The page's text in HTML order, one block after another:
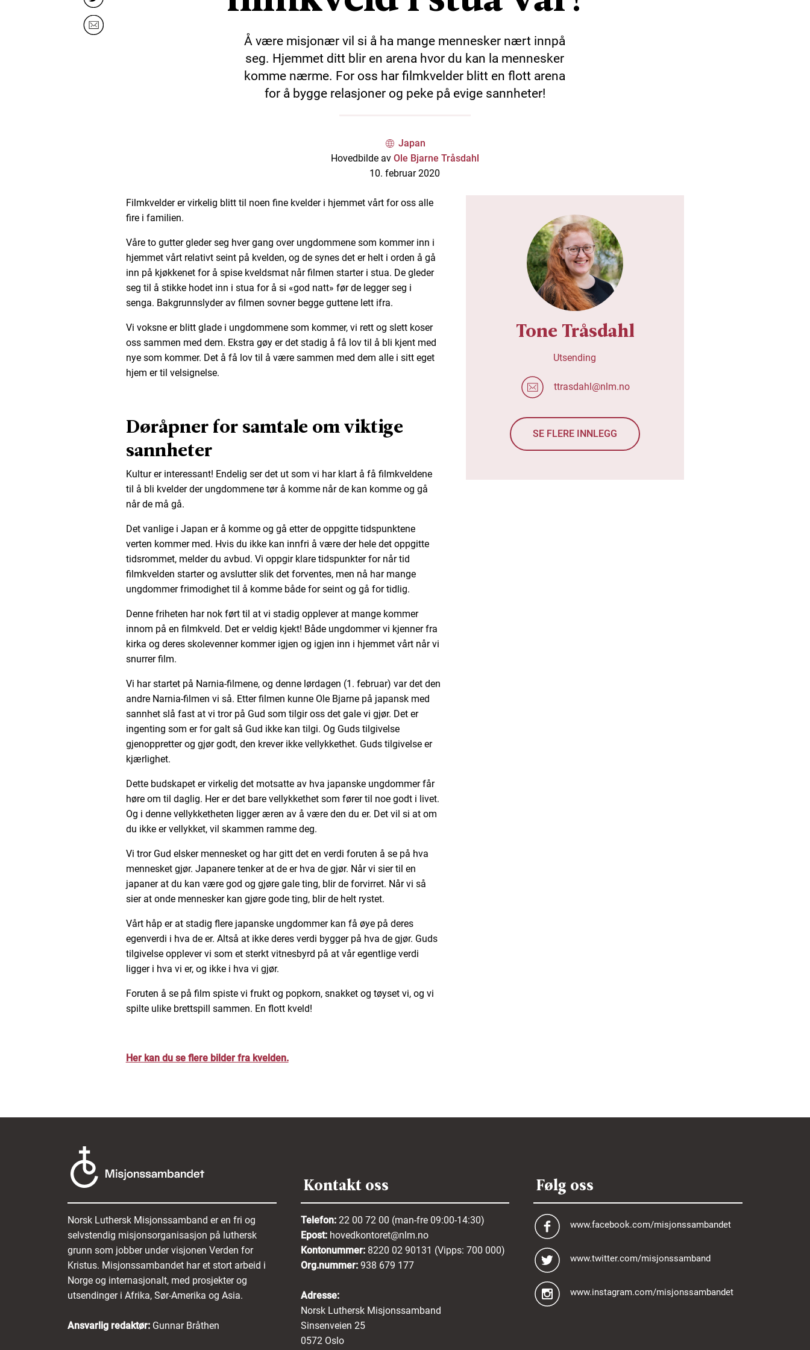
Å være misjonær vil si å ha mange mennesker nært innpå
seg. Hjemmet ditt blir en arena hvor du kan la mennesker
komme nærme. For oss har filmkvelder blitt en flott arena
for å bygge relasjoner og peke på evige sannheter!
Japan
Hovedbilde av Ole Bjarne Tråsdahl
10. februar 2020
Filmkvelder er virkelig blitt til noen fine kvelder i hjemmet vårt for oss alle
fire i familien.
Våre to gutter gleder seg hver gang over ungdommene som kommer inn i
hjemmet vårt relativt seint på kvelden, og de synes det er helt i orden å gå
inn på kjøkkenet for å spise kveldsmat når filmen starter i stua. De gleder
seg til å stikke hodet inn i stua for å si «god natt» før de legger seg i
senga. Bakgrunnslyder av filmen sovner begge guttene lett ifra.
Vi voksne er blitt glade i ungdommene som kommer, vi rett og slett koser
oss sammen med dem. Ekstra gøy er det stadig å få lov til å bli kjent med
nye som kommer. Det å få lov til å være sammen med dem alle i sitt eget
hjem er til velsignelse.
Døråpner for samtale om viktige
sannheter
Kultur er interessant! Endelig ser det ut som vi har klart å få filmkveldene
til å bli kvelder der ungdommene tør å komme når de kan komme og gå
når de må gå.
Det vanlige i Japan er å komme og gå etter de oppgitte tidspunktene
verten kommer med. Hvis du ikke kan innfri å være der hele det oppgitte
tidsrommet, melder du avbud. Vi oppgir klare tidspunkter for når tid
filmkvelden starter og avslutter slik det forventes, men nå har mange
ungdommer frimodighet til å komme både for seint og gå for tidlig.
Denne friheten har nok ført til at vi stadig opplever at mange kommer
innom på en filmkveld. Det er veldig kjekt! Både ungdommer vi kjenner fra
kirka og deres skolevenner kommer igjen og igjen inn i hjemmet vårt når vi
snurrer film.
Vi har startet på Narnia-filmene, og denne lørdagen (1. februar) var det den
andre Narnia-filmen vi så. Etter filmen kunne Ole Bjarne på japansk med
sannhet slå fast at vi tror på Gud som tilgir oss det gale vi gjør. Det er
ingenting som er for galt så Gud ikke kan tilgi. Og Guds tilgivelse
gjenoppretter og gjør godt, den krever ikke vellykkethet. Guds tilgivelse er
kjærlighet.
Dette budskapet er virkelig det motsatte av hva japanske ungdommer får
høre om til daglig. Her er det bare vellykkethet som fører til noe godt i livet.
Og i denne vellykketheten ligger æren av å være den du er. Det vil si at om
du ikke er vellykket, vil skammen ramme deg.
Vi tror Gud elsker mennesket og har gitt det en verdi foruten å se på hva
mennesket gjør. Japanere tenker at de er hva de gjør. Når vi sier til en
japaner at du kan være god og gjøre gale ting, blir de forvirret. Når vi så
sier at onde mennesker kan gjøre gode ting, blir de helt rystet.
Vårt håp er at stadig flere japanske ungdommer kan få øye på deres
egenverdi i hva de er. Altså at ikke deres verdi bygger på hva de gjør. Guds
tilgivelse opplever vi som et sterkt vitnesbyrd på at vår egentlige verdi
ligger i hva vi er, og ikke i hva vi gjør.
Foruten å se på film spiste vi frukt og popkorn, snakket og tøyset vi, og vi
spilte ulike brettspill sammen. En flott kveld!
Her kan du se flere bilder fra kvelden.
Tone Tråsdahl
Utsending
ttrasdahl@nlm.no
SE FLERE INNLEGG
Norsk Luthersk Misjonssamband er en fri og
selvstendig misjonsorganisasjon på luthersk
grunn som jobber under visjonen Verden for
Kristus. Misjonssambandet har et stort arbeid i
Norge og internasjonalt, med prosjekter og
utsendinger i Afrika, Sør-Amerika og Asia.
Ansvarlig redaktør: Gunnar Bråthen
Kontakt oss
Telefon: 22 00 72 00 (man-fre 09:00-14:30)
Epost: hovedkontoret@nlm.no
Kontonummer: 8220 02 90131 (Vipps: 700 000)
Org.nummer: 938 679 177
Adresse:
Norsk Luthersk Misjonssamband
Sinsenveien 25
0572 Oslo
Følg oss
www.facebook.com/misjonssambandet
www.twitter.com/misjonssamband
www.instagram.com/misjonssambandet